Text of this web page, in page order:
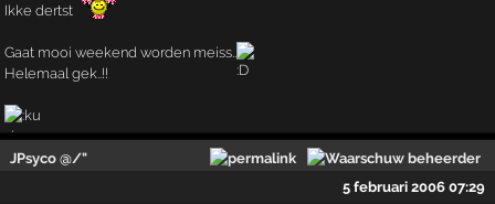
Ikke dertst
Gaat mooi weekend worden meiss..
Helemaal gek..!!
JPsyco @/"
5 februari 2006 07:29